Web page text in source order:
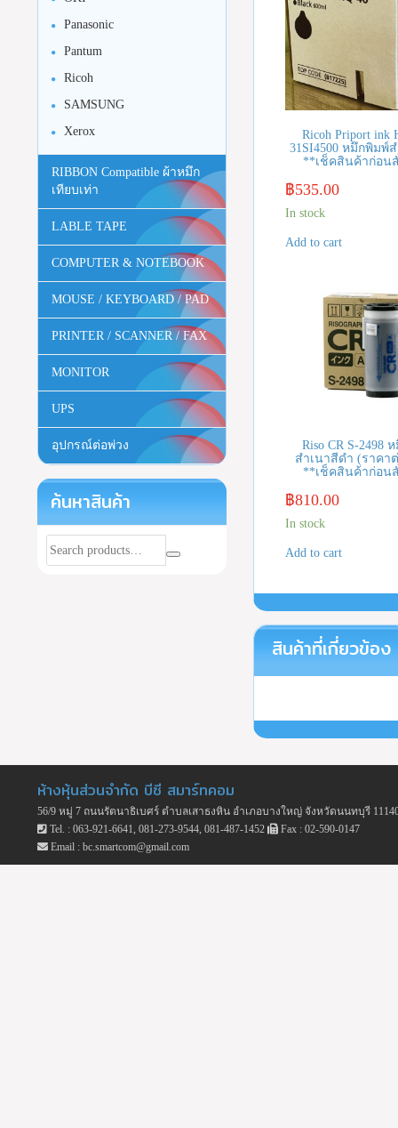
Ricoh Priport ink
31SI4500 หมึกพิมพ์
**เช็คสินค้าก่อน
฿535.00
In stock
Add to cart
Riso CR S-2498
สำเนาสีดำ (ราคา
**เช็คสินค้าก่อน
฿810.00
In stock
Add to cart
สินค้าที่เกี่ยวข้อง
Panasonic
Pantum
Ricoh
SAMSUNG
Xerox
RIBBON Compatible ผ้าหมึก
เทียบเท่า
LABLE TAPE
COMPUTER & NOTEBOOK
MOUSE / KEYBOARD / PAD
PRINTER / SCANNER / FAX
MONITOR
UPS
อุปกรณ์ต่อพ่วง
ค้นหาสินค้า
ห้างหุ้นส่วนจำกัด บีซี สมาร์ทคอม
56/9 หมู่ 7 ถนนรัตนาธิเบศร์ ตำบลเสาธงหิน อำเภอบางใหญ่ จังหวัดนนทบุรี
Tel. : 063-921-6641, 081-273-9544, 081-487-1452
Fax : 02-590-0147
Email : bc.smartcom@gmail.com